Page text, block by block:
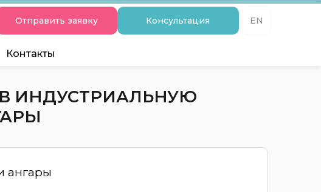
Отправить заявку Консультация EN
Контакты
ИНДУСТРИАЛЬНУЮ